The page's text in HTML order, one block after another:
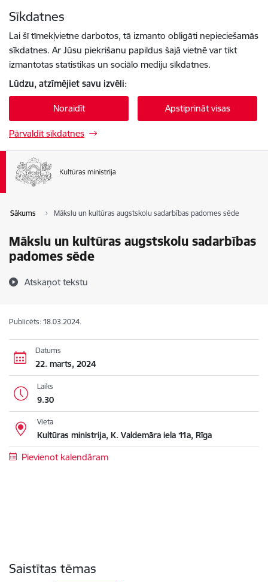
Sīkdatnes
Lai šī tīmekļvietne darbotos, tā izmanto obligāti nepieciešamās
sīkdatnes. Ar Jūsu piekrišanu papildus šajā vietnē var tikt
izmantotas statistikas un sociālo mediju sīkdatnes.
Lūdzu, atzīmējiet savu izvēli:
Noraidīt Apstiprināt visas
Pārvaldīt sīkdatnes
Sākums Mākslu un kultūras augstskolu sadarbības padomes sēde
Mākslu un kultūras augstskolu sadarbības
padomes sēde
Atskaņot tekstu
Publicēts: 18.03.2024.
Datums
22. marts, 2024
Laiks
9.30
Vieta
Kultūras ministrija, K. Valdemāra iela 11a, Rīga
Pievienot kalendāram
Saistītas tēmas